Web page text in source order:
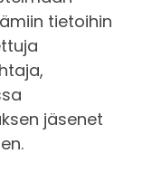
tietoihin
jäsenet